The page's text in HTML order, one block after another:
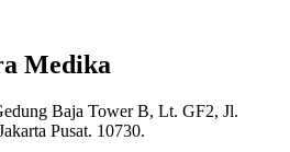
Medika
Baja Tower B, Lt. GF2, Jl.
Pusat. 10730.